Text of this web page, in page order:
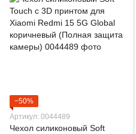
−50%
Артикул: 0044489
Чехол силиконовый Soft